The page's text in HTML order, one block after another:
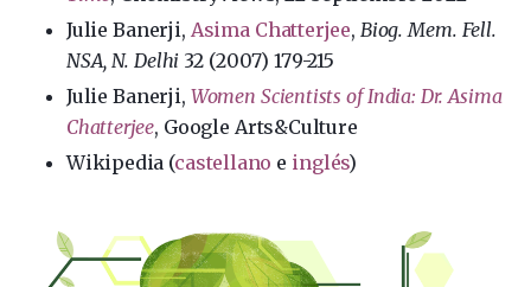
Julie Banerji, Asima Chatterjee,Biog. Mem. Fell.
NSA, N. Delhi 32 (2007) 179-215
Julie Banerji, Women Scientists of India: Dr. Asima
Chatterjee, Google Arts&Culture
Wikipedia (castellano e inglés)